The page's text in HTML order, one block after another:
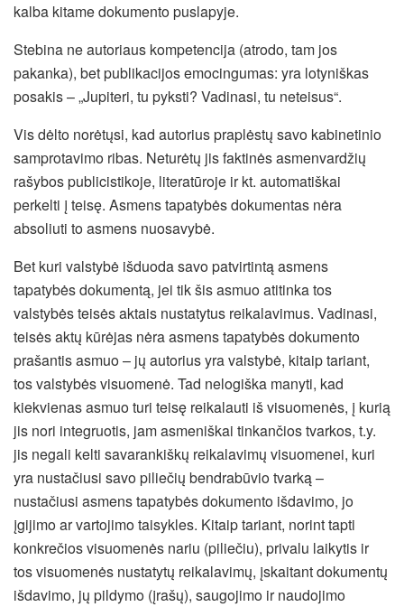
kalba kitame dokumento puslapyje.
Stebina ne autoriaus kompetencija (atrodo, tam jos
pakanka), bet publikacijos emocingumas: yra lotyniškas
posakis – „Jupiteri, tu pyksti? Vadinasi, tu neteisus“.
Vis dėlto norėtųsi, kad autorius praplėstų savo kabinetinio
samprotavimo ribas. Neturėtų jis faktinės asmenvardžių
rašybos publicistikoje, literatūroje ir kt. automatiškai
perkelti į teisę. Asmens tapatybės dokumentas nėra
absoliuti to asmens nuosavybė.
Bet kuri valstybė išduoda savo patvirtintą asmens
tapatybės dokumentą, jei tik šis asmuo atitinka tos
valstybės teisės aktais nustatytus reikalavimus. Vadinasi,
teisės aktų kūrėjas nėra asmens tapatybės dokumento
prašantis asmuo – jų autorius yra valstybė, kitaip tariant,
tos valstybės visuomenė. Tad nelogiška manyti, kad
kiekvienas asmuo turi teisę reikalauti iš visuomenės, į kurią
jis nori integruotis, jam asmeniškai tinkančios tvarkos, t.y.
jis negali kelti savarankiškų reikalavimų visuomenei, kuri
yra nustačiusi savo piliečių bendrabūvio tvarką –
nustačiusi asmens tapatybės dokumento išdavimo, jo
įgijimo ar vartojimo taisykles. Kitaip tariant, norint tapti
konkrečios visuomenės nariu (piliečiu), privalu laikytis ir
tos visuomenės nustatytų reikalavimų, įskaitant dokumentų
išdavimo, jų pildymo (įrašų), saugojimo ir naudojimo